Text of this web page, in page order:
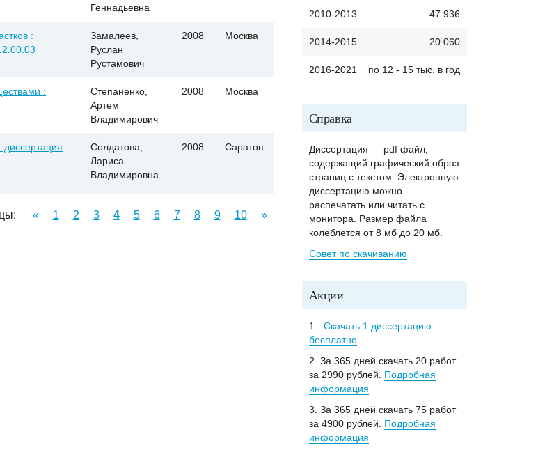
Геннадьевна
:
Замалеев,
Руслан
Рустамович
2008 Москва
:
Степаненко,
Артем
Владимирович
2008 Москва
Солдатова,
Лариса
Владимировна
2008 Саратов
« 1 2 3 4 5 6 7 8 9 10 »
2010-2013 47 936
2014-2015 20 060
2016-2021 по 12 - 15 тыс. в год
Справка
Диссертация — pdf файл,
содержащий графический образ
страниц с текстом. Электронную
диссертацию можно
распечатать или читать с
монитора. Размер файла
колеблется от 8 мб до 20 мб.
Совет по скачиванию
Акции
1.
Скачать 1 диссертацию
бесплатно
2. За 365 дней скачать 20 работ
за 2990 рублей. Подробная
информация
3. За 365 дней скачать 75 работ
за 4900 рублей. Подробная
информация